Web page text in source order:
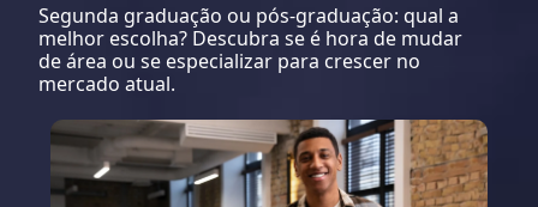
Segunda graduação ou pós-graduação: qual a
melhor escolha? Descubra se é hora de mudar
de área ou se especializar para crescer no
mercado atual.